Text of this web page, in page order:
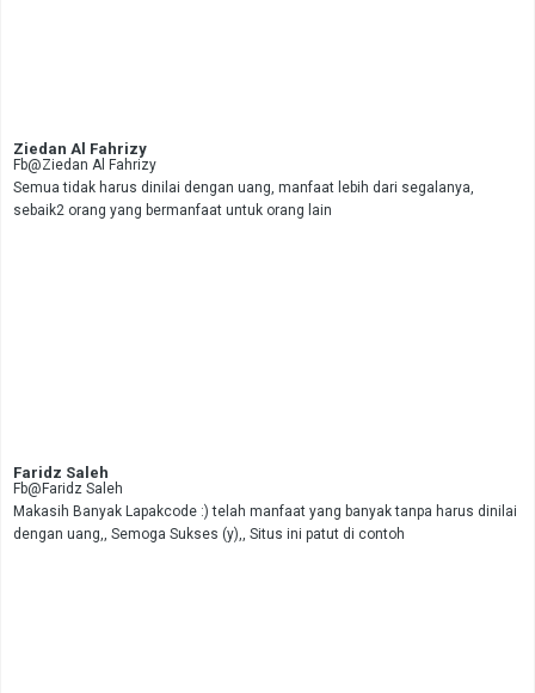
Ziedan Al Fahrizy
Fb@Ziedan Al Fahrizy
Semua tidak harus dinilai dengan uang, manfaat lebih dari segalanya,
sebaik2 orang yang bermanfaat untuk orang lain
Faridz Saleh
Fb@Faridz Saleh
Makasih Banyak Lapakcode :) telah manfaat yang banyak tanpa harus dinilai
dengan uang,, Semoga Sukses (y),, Situs ini patut di contoh